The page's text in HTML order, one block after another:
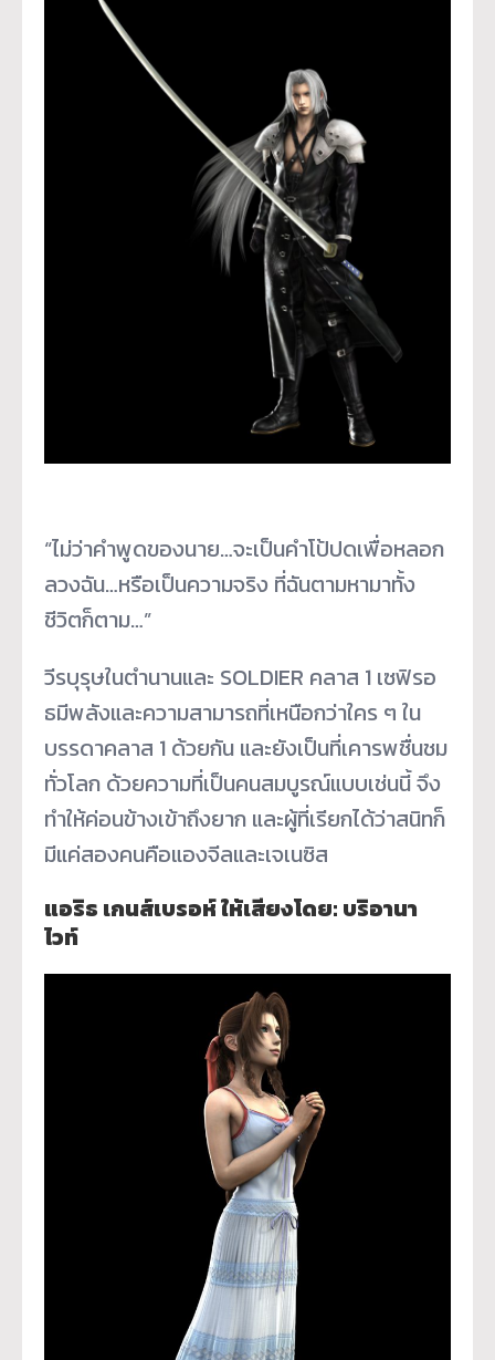
“ไม่ว่าคำพูดของนาย…จะเป็นคำโป้ปดเพื่อหลอก
ลวงฉัน…หรือเป็นความจริง ที่ฉันตามหามาทั้ง
ชีวิตก็ตาม…”
วีรบุรุษในตำนานและ SOLDIER คลาส 1 เซฟิรอ
ธมีพลังและความสามารถที่เหนือกว่าใคร ๆ ใน
บรรดาคลาส 1 ด้วยกัน และยังเป็นที่เคารพชื่นชม
ทั่วโลก ด้วยความที่เป็นคนสมบูรณ์แบบเช่นนี้ จึง
ทำให้ค่อนข้างเข้าถึงยาก และผู้ที่เรียกได้ว่าสนิทก็
มีแค่สองคนคือแองจีลและเจเนซิส
แอริธ เกนส์เบรอห์ ให้เสียงโดย: บริอานา
ไวท์